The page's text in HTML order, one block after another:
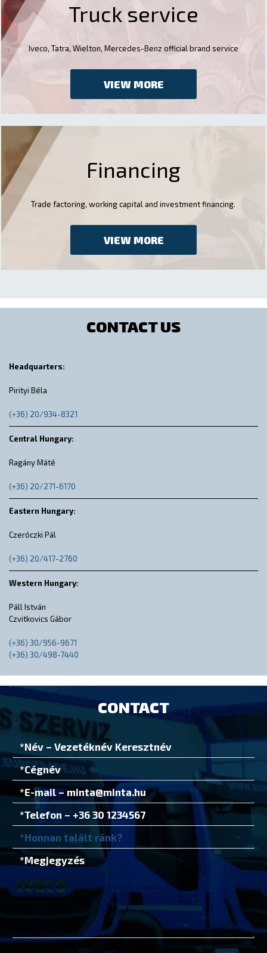
Truck service
Iveco, Tatra, Wielton, Mercedes-Benz official brand service
VIEW MORE
Financing
Trade factoring, working capital and investment financing.
VIEW MORE
CONTACT US
Headquarters:
Pirityi Béla
(+36) 20/934-8321
Central Hungary:
Ragány Máté
(+36) 20/271-6170
Eastern Hungary:
Czeróczki Pál
(+36) 20/417-2760
Western Hungary:
Páll István
Czvitkovics Gábor
(+36) 30/956-9671
(+36) 30/498-7440
CONTACT
* kötelezően kitöltendő